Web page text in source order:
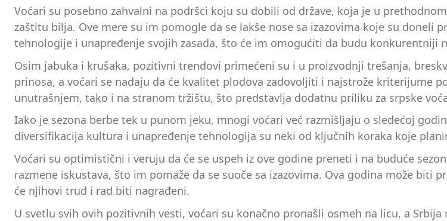
Voćari su posebno zahvalni na podršci koju su dobili od države, koja je u
zaštitu bilja. Ove mere su im pomogle da se lakše nose sa izazovima koje su doneli
tehnologije i unapređenje svojih zasada, što će im omogućiti da budu konkurentniji
Osim jabuka i krušaka, pozitivni trendovi primećeni su i u proizvodnji trešanja,
prinosa, a voćari se nadaju da će kvalitet plodova zadovoljiti i najstrože kriterijume
unutrašnjem, tako i na stranom tržištu, što predstavlja dodatnu priliku za srpske
Iako je sezona berbe tek u punom jeku, mnogi voćari već razmišljaju o sledećoj
diversifikacija kultura i unapređenje tehnologija su neki od ključnih koraka koje
Voćari su optimistični i veruju da će se uspeh iz ove godine preneti i na buduće
razmene iskustava, što im pomaže da se suoče sa izazovima. Ova godina može biti
će njihovi trud i rad biti nagrađeni.
U svetlu svih ovih pozitivnih vesti, voćari su konačno pronašli osmeh na licu, a